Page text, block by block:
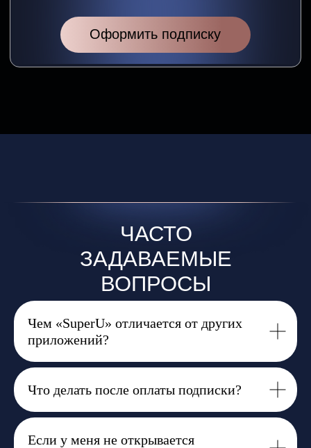
Чем «SuperU» отличается от других
приложений?
Что делать после оплаты подписки?
Если у меня не открывается